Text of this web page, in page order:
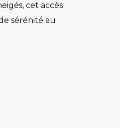
cet accès
sérénité au